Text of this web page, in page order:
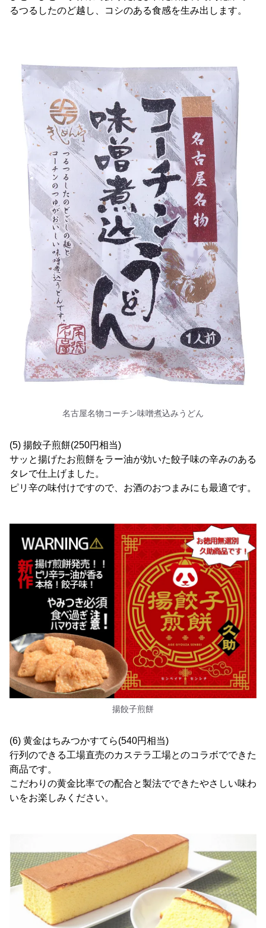
るつるしたのど越し、コシのある食感を生み出します。
名古屋名物コーチン味噌煮込みうどん
(5) 揚餃子煎餅(250円相当)
サッと揚げたお煎餅をラー油が効いた餃子味の辛みのある
タレで仕上げました。
ピリ辛の味付けですので、お酒のおつまみにも最適です。
揚餃子煎餅
(6) 黄金はちみつかすてら(540円相当)
行列のできる工場直売のカステラ工場とのコラボでできた
商品です。
こだわりの黄金比率での配合と製法でできたやさしい味わ
いをお楽しみください。